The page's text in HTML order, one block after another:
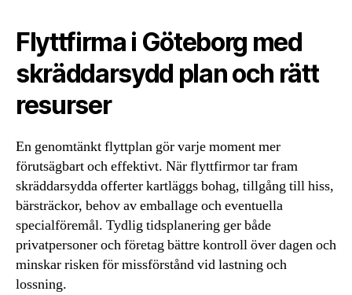
Flyttfirma i Göteborg med
skräddarsydd plan och rätt
resurser
En genomtänkt flyttplan gör varje moment mer
förutsägbart och effektivt. När flyttfirmor tar fram
skräddarsydda offerter kartläggs bohag, tillgång till hiss,
bärsträckor, behov av emballage och eventuella
specialföremål. Tydlig tidsplanering ger både
privatpersoner och företag bättre kontroll över dagen och
minskar risken för missförstånd vid lastning och
lossning.